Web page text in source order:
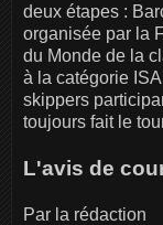
deux étapes :
organisée par la
du Monde de la
à la catégorie
skippers
toujours fait le
L'avis de
Par la rédaction